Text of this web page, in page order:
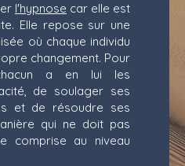
l'hypnose car elle est
Elle repose sur une
où chaque individu
changement. Pour
a en lui les
de soulager ses
et de résoudre ses
qui ne doit pas
comprise au niveau